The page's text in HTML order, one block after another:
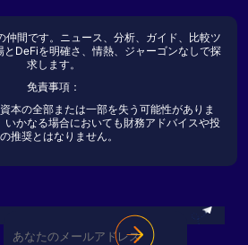
間です。ニュース、分析、ガイド、比較ツ
とDeFiを明確さ、情熱、ジャーゴンなしで探
求します。
免責事項：
本の全部または一部を失う可能性がありま
いかなる場合においても財務アドバイスや投
推奨とはなりません。